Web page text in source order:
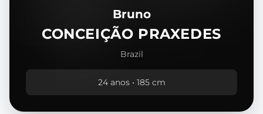
Bruno
CONCEIÇÃO PRAXEDES
Brazil
24 anos • 185 cm